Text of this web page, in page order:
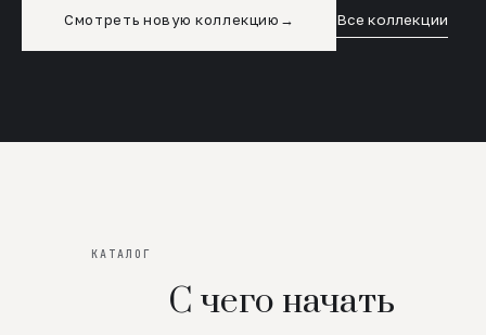
Смотреть новую коллекцию → Все коллекции
КАТАЛОГ
С чего начать